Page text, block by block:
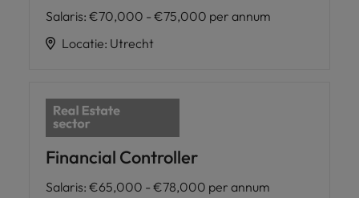
Salaris: €70,000 - €75,000 per annum
Locatie: Utrecht
Financial Controller
Salaris: €65,000 - €78,000 per annum